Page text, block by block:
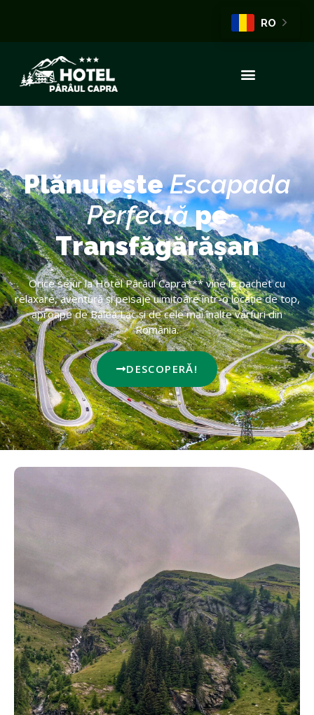
RO
Plănuiește Escapada
Perfectă pe
Transfăgărășan
Orice sejur la Hotel Pârâul Capra*** vine la pachet cu
relaxare, aventură și peisaje uimitoare într-o locație de top,
aproape de Bâlea Lac și de cele mai înalte vârfuri din
România.
DESCOPERĂ!